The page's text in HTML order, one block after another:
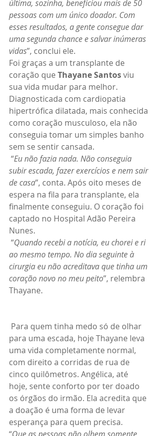
última, sozinha, beneficiou mais de 50
pessoas com um único doador. Com
esses resultados, a gente consegue dar
uma segunda chance e salvar inúmeras
vidas”, conclui ele.
Foi graças a um transplante de
coração que Thayane Santos viu
sua vida mudar para melhor.
Diagnosticada com cardiopatia
hipertrófica dilatada, mais conhecida
como coração musculoso, ela não
conseguia tomar um simples banho
sem se sentir cansada.
“Eu não fazia nada. Não conseguia
subir escada, fazer exercícios e nem sair
de casa”, conta. Após oito meses de
espera na fila para transplante, ela
finalmente conseguiu. O coração foi
captado no Hospital Adão Pereira
Nunes.
“Quando recebi a notícia, eu chorei e ri
ao mesmo tempo. No dia seguinte à
cirurgia eu não acreditava que tinha um
coração novo no meu peito”, relembra
Thayane.
para uma escada, hoje Thayane leva
uma vida completamente normal,
com direito a corridas de rua de
cinco quilômetros. Angélica, até
hoje, sente conforto por ter doado
os órgãos do irmão. Ela acredita que
a doação é uma forma de levar
esperança para quem precisa.